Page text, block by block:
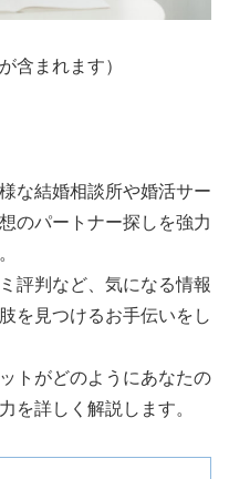
含まれます）
な結婚相談所や婚活サー
のパートナー探しを強力
評判など、気になる情報
を見つけるお手伝いをし
トがどのようにあなたの
を詳しく解説します。